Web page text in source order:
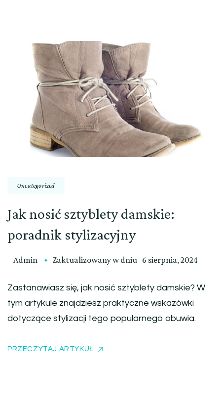
Uncategorized
Jak nosić sztyblety damskie:
poradnik stylizacyjny
Admin Zaktualizowany w dniu 6 sierpnia, 2024
Zastanawiasz się, jak nosić sztyblety damskie? W
tym artykule znajdziesz praktyczne wskazówki
dotyczące stylizacji tego popularnego obuwia.
PRZECZYTAJ ARTYKUŁ